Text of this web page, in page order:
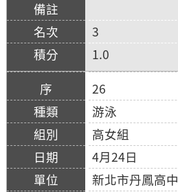
3
1.0
26
游泳
高女組
4月24日
新北市丹鳳高中